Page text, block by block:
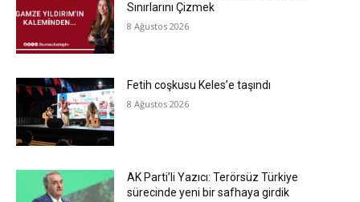
Sınırlarını Çizmek
8 Ağustos 2026
Fetih coşkusu Keles’e taşındı
8 Ağustos 2026
AK Parti’li Yazıcı: Terörsüz Türkiye
sürecinde yeni bir safhaya girdik